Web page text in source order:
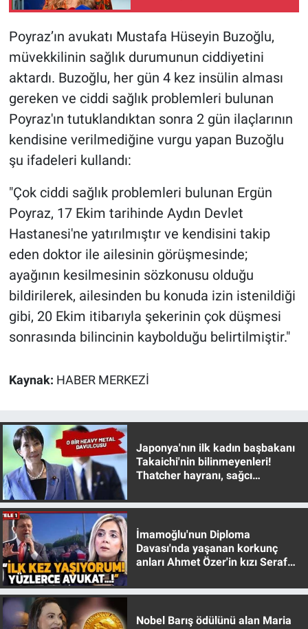
Poyraz’ın avukatı Mustafa Hüseyin Buzoğlu,
müvekkilinin sağlık durumunun ciddiyetini
aktardı. Buzoğlu, her gün 4 kez insülin alması
gereken ve ciddi sağlık problemleri bulunan
Poyraz'ın tutuklandıktan sonra 2 gün ilaçlarının
kendisine verilmediğine vurgu yapan Buzoğlu
şu ifadeleri kullandı:
"Çok ciddi sağlık problemleri bulunan Ergün
Poyraz, 17 Ekim tarihinde Aydın Devlet
Hastanesi'ne yatırılmıştır ve kendisini takip
eden doktor ile ailesinin görüşmesinde;
ayağının kesilmesinin sözkonusu olduğu
bildirilerek, ailesinden bu konuda izin istenildiği
gibi, 20 Ekim itibarıyla şekerinin çok düşmesi
sonrasında bilincinin kaybolduğu belirtilmiştir."
Kaynak: HABER MERKEZİ
Japonya'nın ilk kadın başbakanı
Takaichi'nin bilinmeyenleri!
Thatcher hayranı, sağcı
İmamoğlu'nun Diploma
Davası'nda yaşanan korkunç
anları Ahmet Özer'in kızı Seraf
Nobel Barış ödülünü alan Maria
Popüler
Programlar
Sağlık
Spor
Teknoloji
Türkiye'nin Geleceği
Türkiye'nin Gündemi
Yerel Gündem
Yerel Yaşam